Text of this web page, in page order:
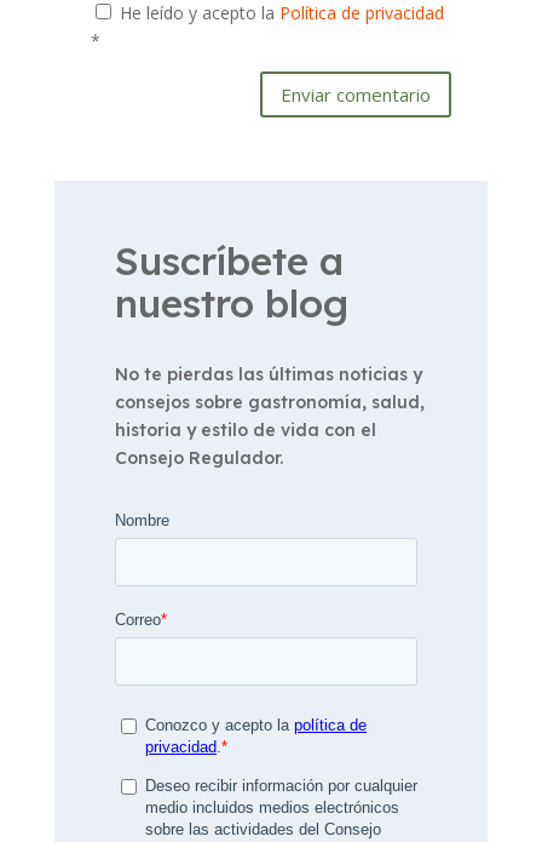
He leído y acepto la Política de privacidad
*
Enviar comentario
Suscríbete a
nuestro blog
No te pierdas las últimas noticias y
consejos sobre gastronomía, salud,
historia y estilo de vida con el
Consejo Regulador.